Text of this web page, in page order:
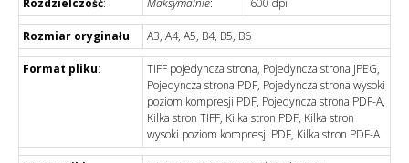
Rozdzielczość: Maksymalnie: 600 dpi
Rozmiar oryginału: A3, A4, A5, B4, B5, B6
Format pliku:
TIFF pojedyncza strona, Pojedyncza strona JPEG,
Pojedyncza strona PDF, Pojedyncza strona wysoki
poziom kompresji PDF, Pojedyncza strona PDF-A,
Kilka stron TIFF, Kilka stron PDF, Kilka stron
wysoki poziom kompresji PDF, Kilka stron PDF-A